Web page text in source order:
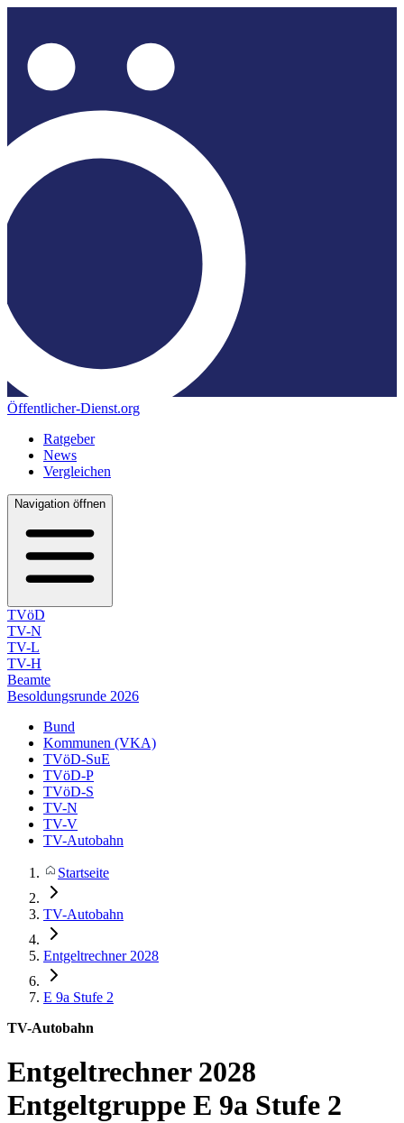
Öffentlicher-Dienst.org
Ratgeber
News
Vergleichen
Navigation öffnen
TVöD
TV-N
TV-L
TV-H
Beamte
Besoldungsrunde 2026
Bund
Kommunen (VKA)
TVöD-SuE
TVöD-P
TVöD-S
TV-N
TV-V
TV-Autobahn
Startseite
TV-Autobahn
Entgeltrechner 2028
E 9a Stufe 2
TV-Autobahn
Entgeltrechner 2028
Entgeltgruppe E 9a Stufe 2